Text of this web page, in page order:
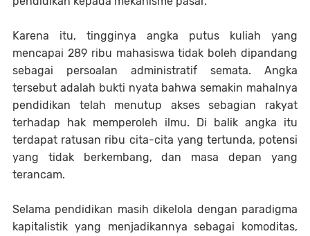
Karena itu, tingginya angka putus kuliah yang
mencapai 289 ribu mahasiswa tidak boleh dipandang
sebagai persoalan administratif semata. Angka
tersebut adalah bukti nyata bahwa semakin mahalnya
pendidikan telah menutup akses sebagian rakyat
terhadap hak memperoleh ilmu. Di balik angka itu
terdapat ratusan ribu cita-cita yang tertunda, potensi
yang tidak berkembang, dan masa depan yang
terancam.
Selama pendidikan masih dikelola dengan paradigma
kapitalistik yang menjadikannya sebagai komoditas,